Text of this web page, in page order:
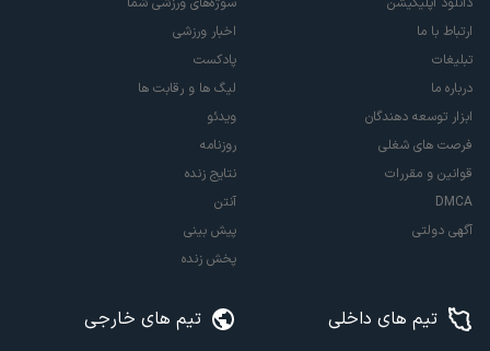
ارتباط با ما
تبلیغات
درباره ما
ابزار توسعه دهندگان
فرصت های شغلی
قوانین و مقررات
DMCA
آگهی دولتی
اخبار ورزشی
پادکست
لیگ ها و رقابت ها
ویدئو
روزنامه
نتایج زنده
آنتن
پیش بینی
پخش زنده
تیم های داخلی تیم های خارجی